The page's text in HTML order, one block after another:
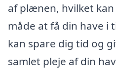
af plænen, hvilket
måde at få din have i
kan spare dig tid og
samlet pleje af din